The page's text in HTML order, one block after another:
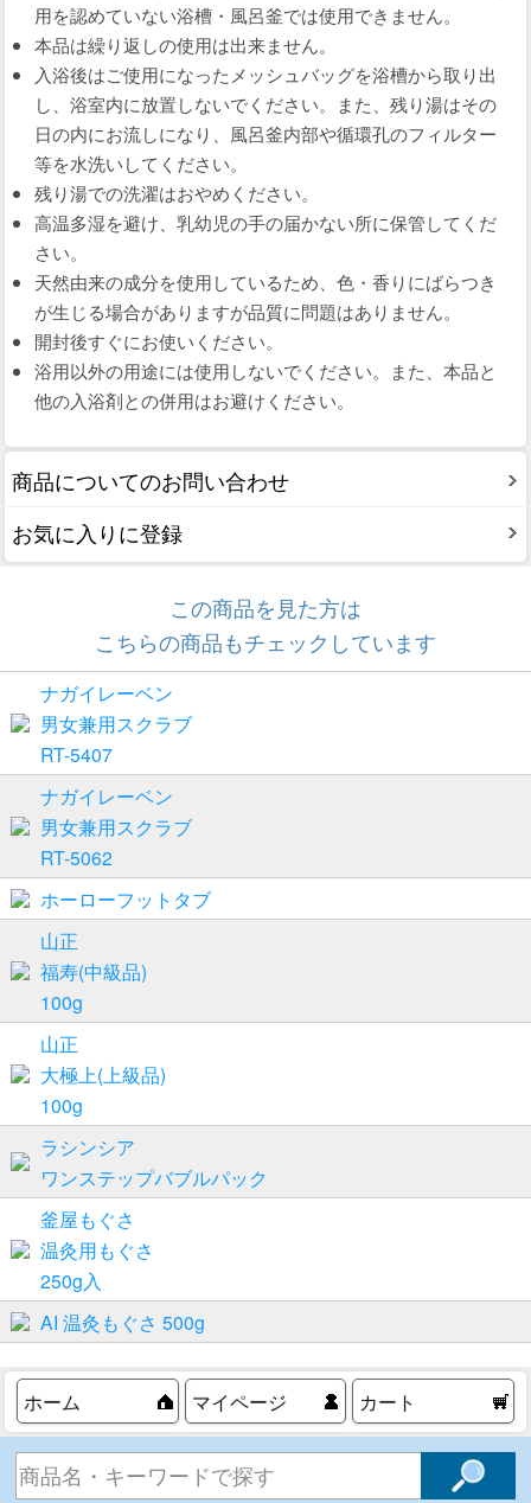
用を認めていない浴槽・風呂釜では使用できません。
本品は繰り返しの使用は出来ません。
入浴後はご使用になったメッシュバッグを浴槽から取り出
し、浴室内に放置しないでください。また、残り湯はその
日の内にお流しになり、風呂釜内部や循環孔のフィルター
等を水洗いしてください。
残り湯での洗濯はおやめください。
高温多湿を避け、乳幼児の手の届かない所に保管してくだ
さい。
天然由来の成分を使用しているため、色・香りにばらつき
が生じる場合がありますが品質に問題はありません。
開封後すぐにお使いください。
浴用以外の用途には使用しないでください。また、本品と
他の入浴剤との併用はお避けください。
商品についてのお問い合わせ
お気に入りに登録
この商品を見た方は
こちらの商品もチェックしています
ナガイレーベン
男女兼用スクラブ
RT-5407
ナガイレーベン
男女兼用スクラブ
RT-5062
ホーローフットタブ
山正
福寿(中級品)
100g
山正
大極上(上級品)
100g
ラシンシア
ワンステップバブルパック
釜屋もぐさ
温灸用もぐさ
250g入
AI 温灸もぐさ 500g
ホーム マイページ カート